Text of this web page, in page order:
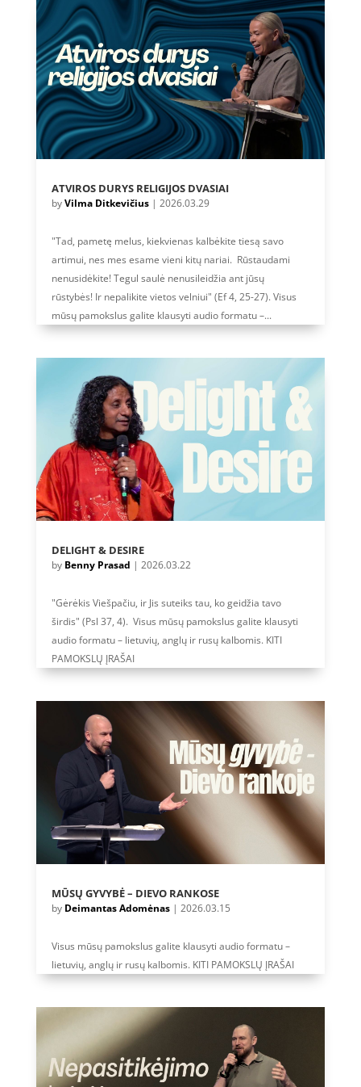
ATVIROS DURYS RELIGIJOS DVASIAI
byVilma Ditkevičius| 2026.03.29
"Tad, pametę melus, kiekvienas kalbėkite tiesą savo
artimui, nes mes esame vieni kitų nariai. Rūstaudami
nenusidėkite! Tegul saulė nenusileidžia ant jūsų
rūstybės! Ir nepalikite vietos velniui" (Ef 4, 25-27). Visus
mūsų pamokslus galite klausyti audio formatu –...
DELIGHT & DESIRE
by Benny Prasad | 2026.03.22
"Gėrėkis Viešpačiu, ir Jis suteiks tau, ko geidžia tavo
širdis" (Psl 37, 4). Visus mūsų pamokslus galite klausyti
audio formatu – lietuvių, anglų ir rusų kalbomis. KITI
PAMOKSLŲ ĮRAŠAI
MŪSŲ GYVYBĖ – DIEVO RANKOSE
by Deimantas Adomėnas| 2026.03.15
Visus mūsų pamokslus galite klausyti audio formatu –
lietuvių, anglų ir rusų kalbomis. KITI PAMOKSLŲ ĮRAŠAI